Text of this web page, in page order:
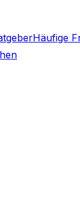
Häufige